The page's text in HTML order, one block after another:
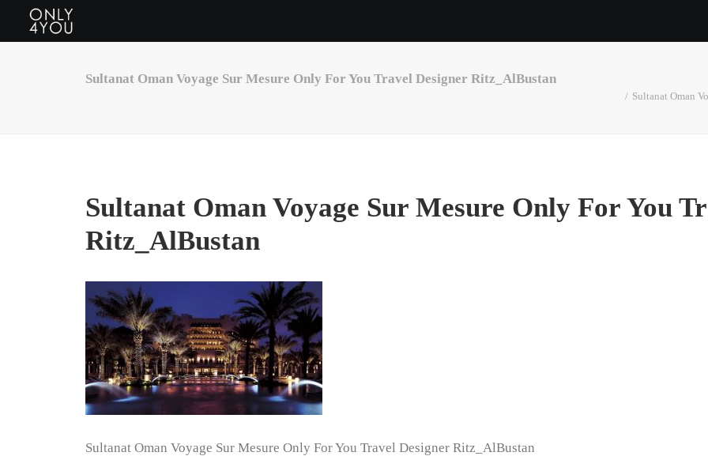
Sultanat Oman Voyage Sur Mesure Only For You Travel Designer Ritz_AlBustan
Sultanat Oman
Sultanat Oman Voyage Sur Mesure Only For You
Ritz_AlBustan
Sultanat Oman Voyage Sur Mesure Only For You Travel Designer Ritz_AlBustan